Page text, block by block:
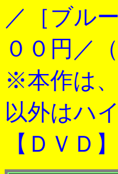
／［ブル
００円／
※本作は
以外はハ
【ＤＶＤ